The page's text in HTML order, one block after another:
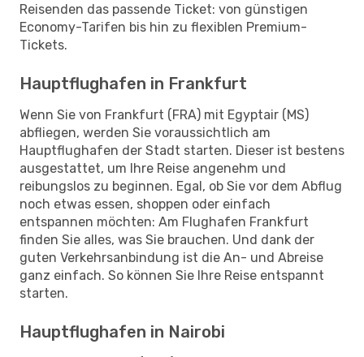
Reisenden das passende Ticket: von günstigen
Economy-Tarifen bis hin zu flexiblen Premium-
Tickets.
Hauptflughafen in Frankfurt
Wenn Sie von Frankfurt (FRA) mit Egyptair (MS)
abfliegen, werden Sie voraussichtlich am
Hauptflughafen der Stadt starten. Dieser ist bestens
ausgestattet, um Ihre Reise angenehm und
reibungslos zu beginnen. Egal, ob Sie vor dem Abflug
noch etwas essen, shoppen oder einfach
entspannen möchten: Am Flughafen Frankfurt
finden Sie alles, was Sie brauchen. Und dank der
guten Verkehrsanbindung ist die An- und Abreise
ganz einfach. So können Sie Ihre Reise entspannt
starten.
Hauptflughafen in Nairobi